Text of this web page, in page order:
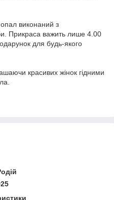
опал виконаний з
Прикраса важить лише 4.00
для будь-якого
красивих жінок гідними